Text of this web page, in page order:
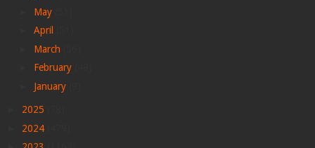
May
April
March
February
January
2025
2024